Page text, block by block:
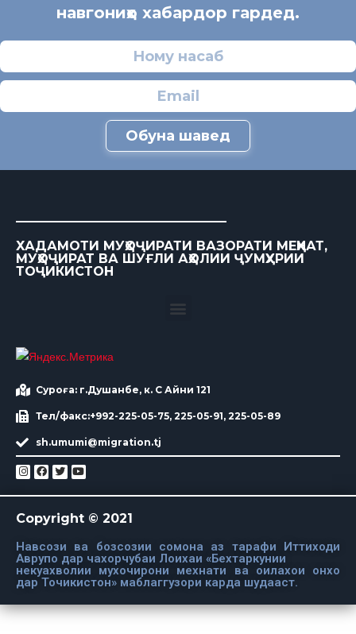
навгониҳо хабардор гардед.
Обуна шавед
ХАДАМОТИ МУҲОҶИРАТИ ВАЗОРАТИ МЕҲНАТ,
МУҲОҶИРАТ ВА ШУҒЛИ АҲОЛИИ ҶУМҲУРИИ
ТОҶИКИСТОН
Суроға: г.Душанбе, к. С Айни 121
Тел/факс:+992-225-05-75, 225-05-91, 225-05-89
sh.umumi@migration.tj
Copyright © 2021
Навсози ва бозсозии сомона аз тарафи Иттиходи
Аврупо дар чахорчубаи Лоихаи «Бехтаркунии
некуахволии мухочирони мехнати ва оилахои онхо
дар Точикистон» маблаггузори карда шудааст.